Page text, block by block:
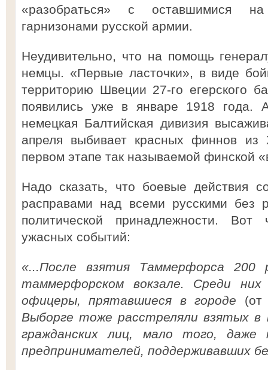
«разобраться» с оставшимися
гарнизонами русской армии.
Неудивительно, что на помощь
немцы. «Первые ласточки», в виде
территорию Швеции 27-го егерского
появились уже в январе 1918 года.
немецкая Балтийская дивизия
апреля выбивает красных финнов из
первом этапе так называемой финской
Надо сказать, что боевые действия
расправами над всеми русскими без
политической принадлежности.
ужасных событий:
«...После взятия Таммерфорса 200
таммерфорском вокзале. Среди них
офицеры, прятавшиеся в городе
Выборге тоже расстреляли взятых в
гражданских лиц, мало того, даже
предпринимателей, поддерживавших